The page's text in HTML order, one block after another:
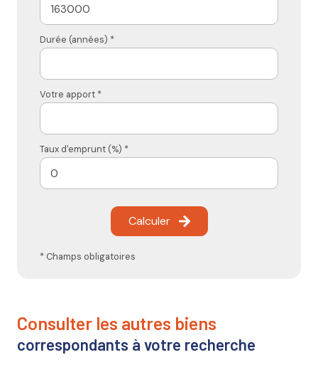
Durée (années) *
Votre apport *
Taux d'emprunt (%) *
Calculer
* Champs obligatoires
consulter les autres biens
correspondants à votre recherche